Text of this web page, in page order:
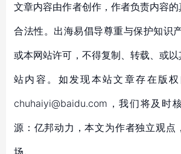
文章内容由作者创作，作者负责内容
合法性。出海易倡导尊重与保护知识
或本网站许可，不得复制、转载、或
站内容。如发现本站文章存在版
chuhaiyi@baidu.com，我们将及时
源：亿邦动力，本文为作者独立观点
场。